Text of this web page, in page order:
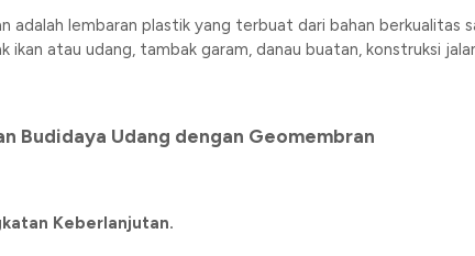
adalah lembaran plastik yang terbuat dari bahan berkualitas
ikan atau udang, tambak garam, danau buatan, konstruksi
Budidaya Udang dengan Geomembran
Keberlanjutan.